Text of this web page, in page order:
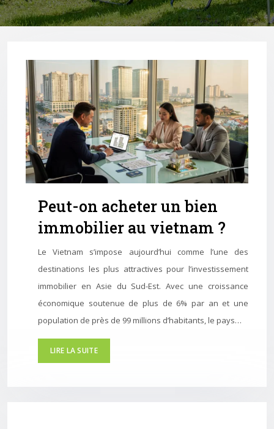
Peut-on acheter un bien
immobilier au vietnam ?
Le Vietnam s’impose aujourd’hui comme l’une des
destinations les plus attractives pour l’investissement
immobilier en Asie du Sud-Est. Avec une croissance
économique soutenue de plus de 6% par an et une
population de près de 99 millions d’habitants, le pays…
LIRE LA SUITE